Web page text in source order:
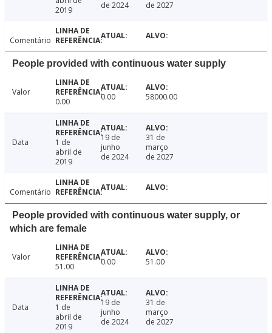
2019
de 2024
de 2027
Comentário
People provided with continuous water supply
Valor
0.00
0.00 58000.00
Data
1 de
abril de
2019
19 de
junho
de 2024
31 de
março
de 2027
Comentário
People provided with continuous water supply, or
which are female
Valor
51.00
0.00 51.00
Data
1 de
abril de
2019
19 de
junho
de 2024
31 de
março
de 2027